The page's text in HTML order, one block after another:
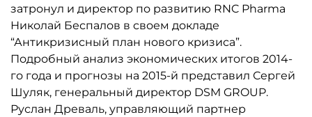
затронул и директор по развитию RNC Pharma
Николай Беспалов в своем докладе
“Антикризисный план нового кризиса”.
Подробный анализ экономических итогов 2014-
го года и прогнозы на 2015-й представил Сергей
Шуляк, генеральный директор DSM GROUP.
Руслан Древаль, управляющий партнер